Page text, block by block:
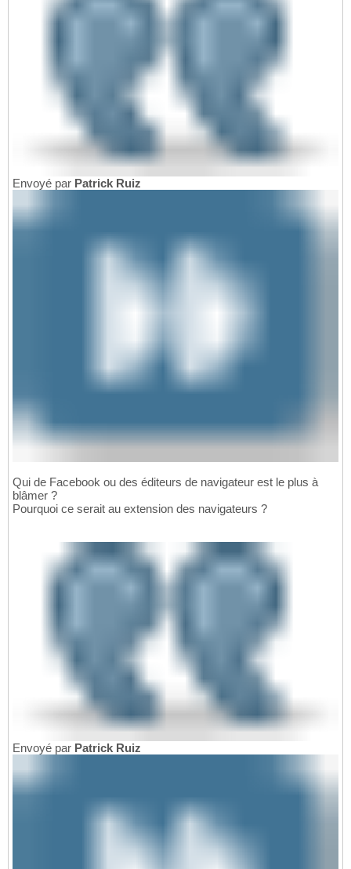
Envoyé par Patrick Ruiz
Qui de Facebook ou des éditeurs de navigateur est le plus à
blâmer ?
Pourquoi ce serait au extension des navigateurs ?
Envoyé par Patrick Ruiz